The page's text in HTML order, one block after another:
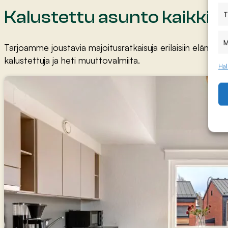
Kalustettu asunto kaikkiin
Tarjoamme joustavia majoitusratkaisuja erilaisiin
kalustettuja ja heti muuttovalmiita.